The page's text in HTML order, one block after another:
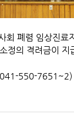
회 폐렴 임상진
정의 격려금이 지
550-7651~2)